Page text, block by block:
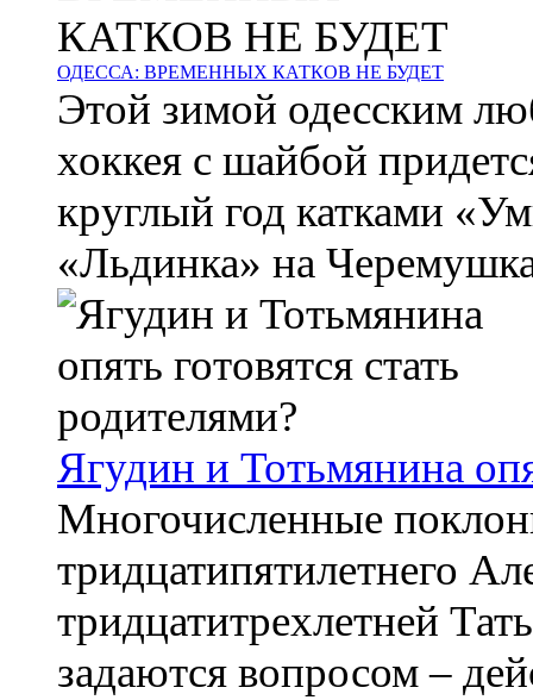
ОДЕССА: ВРЕМЕННЫХ КАТКОВ НЕ БУДЕТ
Этой зимой одесским
хоккея с шайбой
круглый год катками
«Льдинка» на
Ягудин и Тотьмянина
Многочисленные
тридцатипятилетнего
тридцатитрехлетней
задаются вопросом –